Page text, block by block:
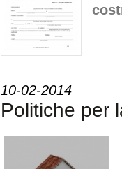
10-02-2014
Politiche per